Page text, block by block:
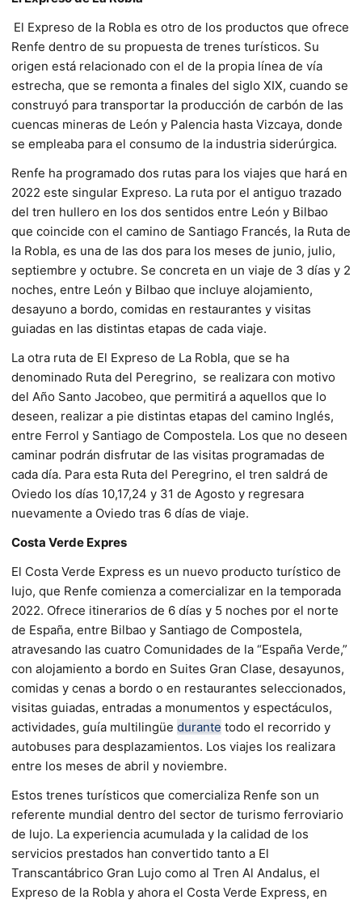
El Expreso de la Robla es otro de los productos que ofrece
Renfe dentro de su propuesta de trenes turísticos. Su
origen está relacionado con el de la propia línea de vía
estrecha, que se remonta a finales del siglo XIX, cuando se
construyó para transportar la producción de carbón de las
cuencas mineras de León y Palencia hasta Vizcaya, donde
se empleaba para el consumo de la industria siderúrgica.
Renfe ha programado dos rutas para los viajes que hará en
2022 este singular Expreso. La ruta por el antiguo trazado
del tren hullero en los dos sentidos entre León y Bilbao
que coincide con el camino de Santiago Francés, la Ruta de
la Robla, es una de las dos para los meses de junio, julio,
septiembre y octubre. Se concreta en un viaje de 3 días y 2
noches, entre León y Bilbao que incluye alojamiento,
desayuno a bordo, comidas en restaurantes y visitas
guiadas en las distintas etapas de cada viaje.
La otra ruta de El Expreso de La Robla, que se ha
denominado Ruta del Peregrino, se realizara con motivo
del Año Santo Jacobeo, que permitirá a aquellos que lo
deseen, realizar a pie distintas etapas del camino Inglés,
entre Ferrol y Santiago de Compostela. Los que no deseen
caminar podrán disfrutar de las visitas programadas de
cada día. Para esta Ruta del Peregrino, el tren saldrá de
Oviedo los días 10,17,24 y 31 de Agosto y regresara
nuevamente a Oviedo tras 6 días de viaje.
Costa Verde Expres
El Costa Verde Express es un nuevo producto turístico de
lujo, que Renfe comienza a comercializar en la temporada
2022. Ofrece itinerarios de 6 días y 5 noches por el norte
de España, entre Bilbao y Santiago de Compostela,
atravesando las cuatro Comunidades de la “España Verde,”
con alojamiento a bordo en Suites Gran Clase, desayunos,
comidas y cenas a bordo o en restaurantes seleccionados,
visitas guiadas, entradas a monumentos y espectáculos,
actividades, guía multilingüe durante todo el recorrido y
autobuses para desplazamientos. Los viajes los realizara
entre los meses de abril y noviembre.
Estos trenes turísticos que comercializa Renfe son un
referente mundial dentro del sector de turismo ferroviario
de lujo. La experiencia acumulada y la calidad de los
servicios prestados han convertido tanto a El
Transcantábrico Gran Lujo como al Tren Al Andalus, el
Expreso de la Robla y ahora el Costa Verde Express, en